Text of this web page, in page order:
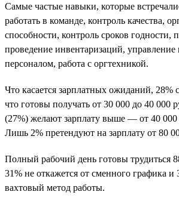
Самые частые навыки, которые
работать в команде, контроль качества,
способности, контроль сроков годности,
проведение инвентаризаций,
персоналом, работа с оргтехникой.
Что касается зарплатных ожиданий, 28%
что готовы получать от 30 000 до 40 000
(27%) желают зарплату выше — от 40 000
Лишь 2% претендуют на зарплату от 80
Полный рабочий день готовы трудиться
31% не откажется от сменного графика и
вахтовый метод работы.